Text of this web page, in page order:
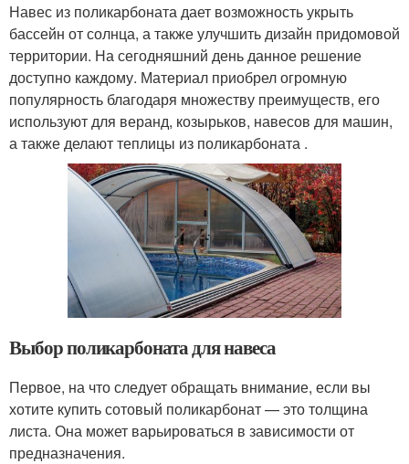
Навес из поликарбоната дает возможность укрыть
бассейн от солнца, а также улучшить дизайн придомовой
территории. На сегодняшний день данное решение
доступно каждому. Материал приобрел огромную
популярность благодаря множеству преимуществ, его
используют для веранд, козырьков, навесов для машин,
а также делают теплицы из поликарбоната .
Выбор поликарбоната для навеса
Первое, на что следует обращать внимание, если вы
хотите купить сотовый поликарбонат — это толщина
листа. Она может варьироваться в зависимости от
предназначения.